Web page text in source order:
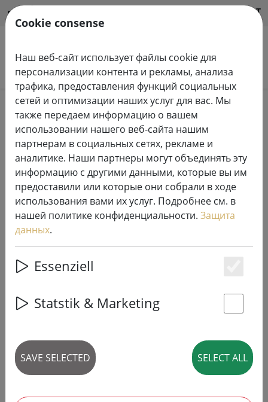
RU HILFE & SUPPORT
Поиск продуктов
Home Сказочные огни
Lumineo Durawise LED fairy lights
Basic Twinkle 192 LED warm white
outdoor 14.3 m battery operated
black
‹ ›
Cookie consense
Наш веб-сайт использует файлы cookie для
персонализации контента и рекламы, анализа
трафика, предоставления функций социальных
сетей и оптимизации наших услуг для вас. Мы
также передаем информацию о вашем
использовании нашего веб-сайта нашим
партнерам в социальных сетях, рекламе и
аналитике. Наши партнеры могут объединять эту
информацию с другими данными, которые вы им
предоставили или которые они собрали в ходе
использования вами их услуг. Подробнее см. в
нашей политике конфиденциальности. Защита
данных.
Essenziell
Statstik & Marketing
SAVE SELECTED SELECT ALL